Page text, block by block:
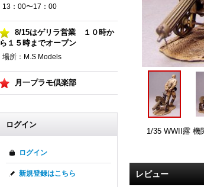
13：00〜17：00
8/15はゲリラ営業 １０時か
ら１５時までオープン
場所：M.S Models
月一プラモ倶楽部
ログイン
ログイン
新規登録はこちら
1/35 WWII露 機
レビュー